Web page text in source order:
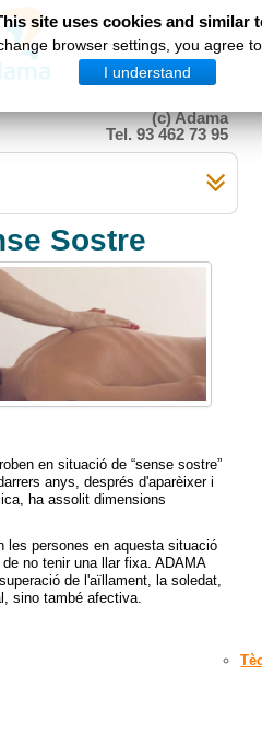
(c) Adama
Tel. 93 462 73 95
site uses cookies and similar
browser settings, you agree
I understand
Sostre
en situació de “sense sostre”
anys, després d'aparèixer i
ha assolit dimensions
les persones en aquesta situació
no tenir una llar fixa. ADAMA
de l'aïllament, la soledat,
sino també afectiva.